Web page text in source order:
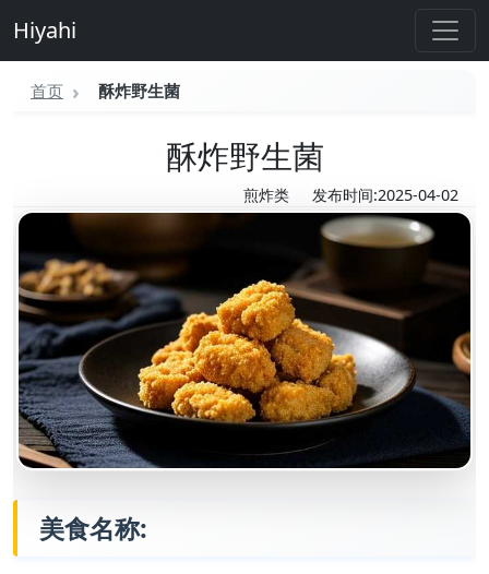
Hiyahi
首页 酥炸野生菌
酥炸野生菌
煎炸类 发布时间:2025-04-02
美食名称: